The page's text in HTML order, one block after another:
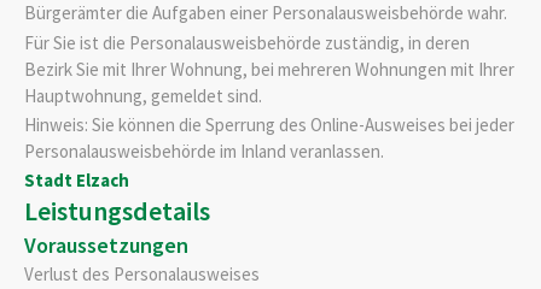
Bürgerämter die Aufgaben einer Personalausweisbehörde wahr.
Für Sie ist die Personalausweisbehörde zuständig, in deren
Bezirk Sie mit Ihrer Wohnung, bei mehreren Wohnungen mit Ihrer
Hauptwohnung, gemeldet sind.
Hinweis: Sie können die Sperrung des Online-Ausweises bei jeder
Personalausweisbehörde im Inland veranlassen.
Stadt Elzach
Leistungsdetails
Voraussetzungen
Verlust des Personalausweises